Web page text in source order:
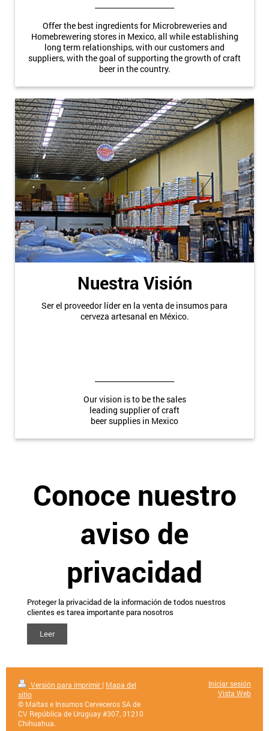
Offer the best ingredients for Microbreweries and
Homebrewering stores in Mexico, all while establishing
long term relationships, with our customers and
suppliers, with the goal of supporting the growth of craft
beer in the country.
Nuestra Visión
Ser el proveedor líder en la venta de insumos para
cerveza artesanal en México.
Our vision is to be the sales
leading supplier of craft
beersupplies in Mexico
Conoce nuestro
aviso de
privacidad
Proteger la privacidad de la información de todos nuestros
clientes es tarea importante para nosotros
Leer
Versión para imprimir | Mapa del
sitio
© Maltas e Insumos Cerveceros SA de
CV República de Uruguay #307, 31210
Chihuahua.
Iniciar sesión
Vista Web